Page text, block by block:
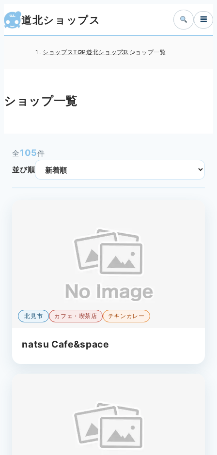
道北ショップス ☰
ショップスTOP道北ショップス ショップ一覧
ショップ一覧
全105件
並び順
北見市 カフェ・喫茶店 チキンカレー
natsu Cafe&space